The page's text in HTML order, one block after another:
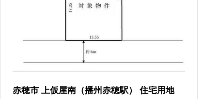
赤穂市 上仮屋南（播州赤穂駅） 住宅用地